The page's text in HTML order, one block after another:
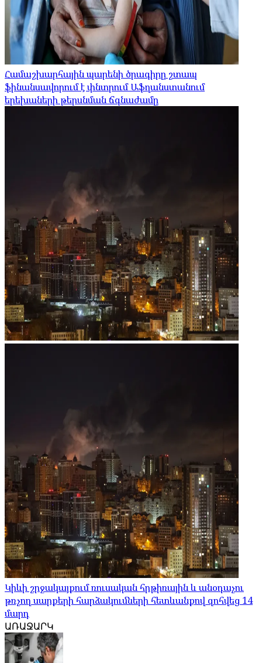
Համաշխարհային պարենի ծրագիրը շտապ
ֆինանսավորում է փնտրում Աֆղանստանում
երեխաների թերսնման ճգնաժամը
Կիևի շրջակայքում ռուսական հրթիռային և անօդաչու
թռչող սարքերի հարձակումների հետևանքով զոհվեց 14
մարդ
ԱՌԱՋԱՐԿ